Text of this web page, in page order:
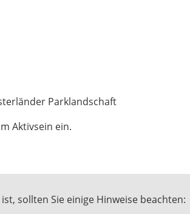
Parklandschaft
Aktivsein ein.
sollten Sie einige Hinweise beachten: